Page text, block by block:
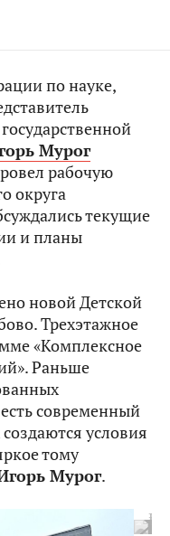
по науке,
Мурог
рабочую
округа
текущие
и планы
новой Детской
Трехэтажное
«Комплексное
Раньше
современный
условия
тому
Мурог.